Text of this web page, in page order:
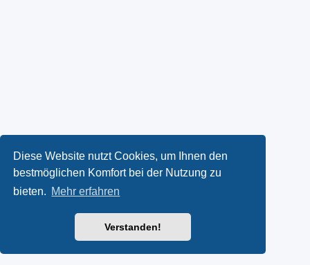
Diese Website nutzt Cookies, um Ihnen den
bestmöglichen Komfort bei der Nutzung zu
bieten. Mehr erfahren
Verstanden!